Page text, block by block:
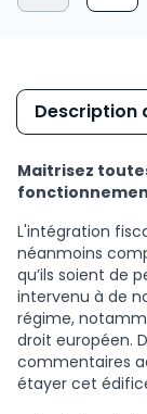
Description
Maitrisez
L'intégration
néanmoins
qu’ils soient de
intervenu à de
régime,
droit européen.
commentaires
étayer cet